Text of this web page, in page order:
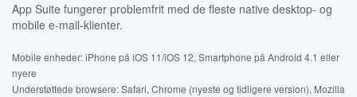
App Suite fungerer problemfrit med de fleste native desktop- og
mobile e-mail-klienter.
Mobile enheder: iPhone på iOS 11/iOS 12, Smartphone på Android 4.1 eller
nyere
Understøttede browsere: Safari, Chrome (nyeste og tidligere version), Mozilla